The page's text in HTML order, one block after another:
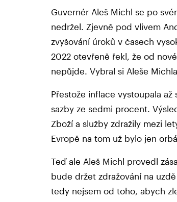
Guvernér Aleš Michl se po
nedržel. Zjevně pod vlivem
zvyšování úroků v časech
2022 otevřeně řekl, že od
nepůjde. Vybral si Aleše
Přestože inflace vystoupala
sazby ze sedmi procent.
Zboží a služby zdražily mezi
Evropě na tom už bylo jen
Teď ale Aleš Michl provedl
bude držet zdražování na
tedy nejsem od toho, abych